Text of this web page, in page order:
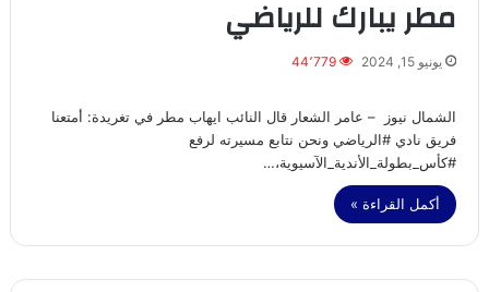
مطر يبارك للرياضي
يونيو 15, 2024 44٬779
الشمال نيوز – عامر الشعار قال النائب ايهاب مطر في تغريدة: ‏أمتعنا
فريق نادي ⁧‫#الرياضي‬⁩ ونحن نتابع مسيرته لرفع
⁧‫#كأس_بطولة_الأندية_الآسيوية‬⁩،…
أكمل القراءة »